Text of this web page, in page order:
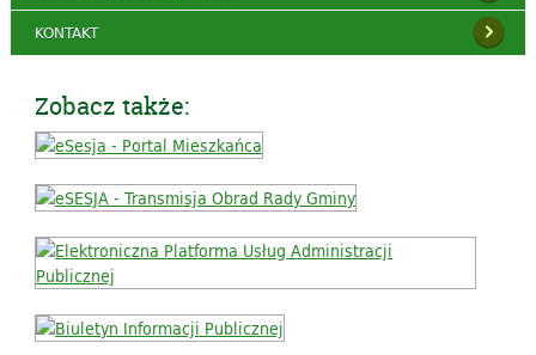
KONTAKT
Zobacz także: